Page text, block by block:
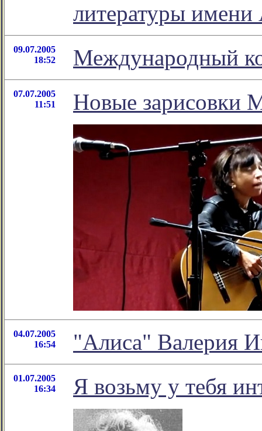
литературы имени
09.07.2005
18:52
Международный
07.07.2005
11:51
Новые зарисовки
04.07.2005
16:54
"Алиса" Валерия
01.07.2005
16:34
Я возьму у тебя